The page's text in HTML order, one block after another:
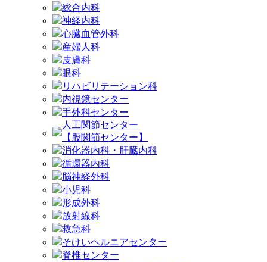
総合内科
神経内科
心臓血管外科
産婦人科
皮膚科
眼科
リハビリテーション科
内視鏡センター
手外科センター
人工関節センター
【股関節センター】
消化器内科・肝臓内科
循環器内科
脳神経外科
小児科
形成外科
放射線科
救急科
そけいヘルニアセンター
脊椎センター